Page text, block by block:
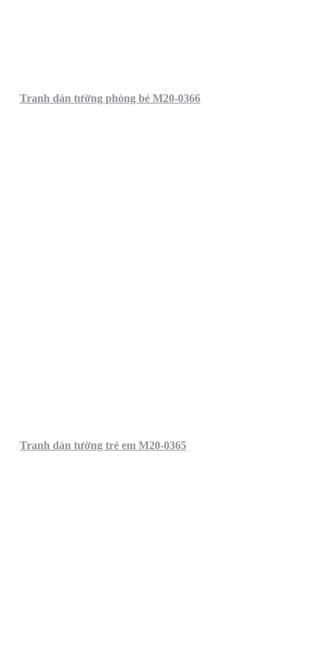
Tranh dán tường phòng bé M20-0366
Tranh dán tường trẻ em M20-0365